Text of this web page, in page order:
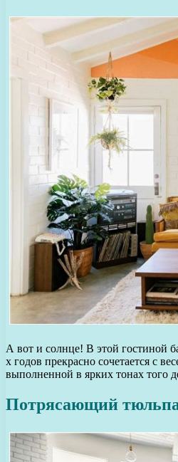
А вот и солнце! В этой гостиной
х годов прекрасно сочетается с
выполненной в ярких тонах того
Потрясающий